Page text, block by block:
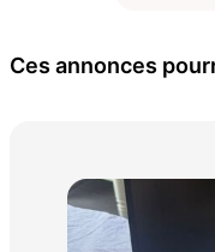
Ces annonces